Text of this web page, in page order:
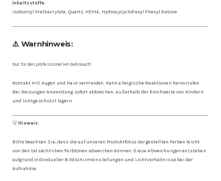
Inhaltsstoffe:
Isobornyl Methacrylate, Quartz, HEMA, Hydroxycyclohexyl Phenyl Ketone
⚠️ Warnhinweis:
Nur für den professionellen Gebrauch!
Kontakt mit Augen und Haut vermeiden. Kann allergische Reaktionen hervorrufen.
Bei Reizungen Anwendung sofort abbrechen. Außerhalb der Reichweite von Kindern
und lichtgeschützt lagern.
💡Hinweis:
Bitte beachten Sie, dass die auf unseren Produktfotos dargestellten Farben leicht
von den tatsächlichen Farbtönen abweichen können. Diese Abweichungen entstehen
aufgrund individueller Bildschirmeinstellungen und Lichtverhältnisse bei der
Aufnahme.